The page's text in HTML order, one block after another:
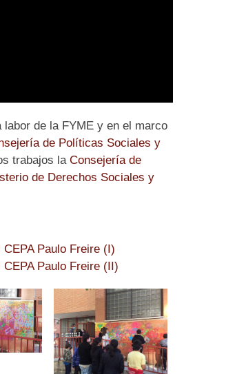
de la FYME y en el marco
de Políticas Sociales y
trabajos la Consejería de
de Derechos Sociales y
Paulo Freire (I)
Paulo Freire (II)